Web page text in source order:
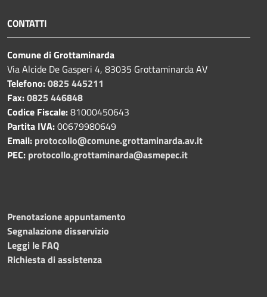
CONTATTI
Comune di Grottaminarda
Via Alcide De Gasperi 4, 83035 Grottaminarda AV
Telefono:0825 445211
Fax:0825 446848
Codice Fiscale:81000450643
Partita IVA:00679980649
Email: protocollo@comune.grottaminarda.av.it
PEC: protocollo.grottaminarda@asmepec.it
Prenotazione appuntamento
Segnalazione disservizio
Leggi le FAQ
Richiesta di assistenza